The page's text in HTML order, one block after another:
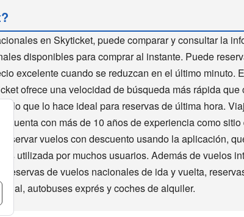
en Skyticket, puede comparar y consultar la
disponibles para comprar al instante. Puede
excelente cuando se reduzcan en el último minuto.
ofrece una velocidad de búsqueda más rápida que
lo que lo hace ideal para reservas de última hora.
Cuenta con más de 10 años de experiencia como
vuelos con descuento usando la aplicación,
utilizada por muchos usuarios. Además de vuelos
reservas de vuelos nacionales de ida y vuelta,
autobuses exprés y coches de alquiler.